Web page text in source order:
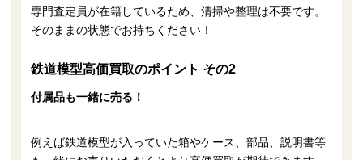
専門査定員が在籍しているため、清掃や整理は不要です。
そのままの状態でお持ちください！
鉄道模型高価買取のポイント その2
付属品も一緒に売る！
例えば鉄道模型が入っていた箱やケース、部品、説明書等